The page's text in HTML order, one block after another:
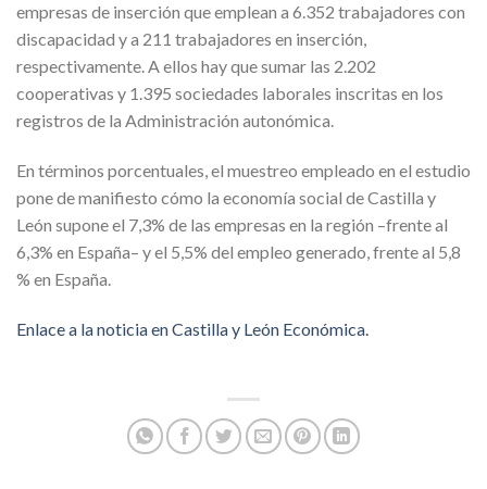
empresas de inserción que emplean a 6.352 trabajadores con
discapacidad y a 211 trabajadores en inserción,
respectivamente. A ellos hay que sumar las 2.202
cooperativas y 1.395 sociedades laborales inscritas en los
registros de la Administración autonómica.
En términos porcentuales, el muestreo empleado en el estudio
pone de manifiesto cómo la economía social de Castilla y
León supone el 7,3% de las empresas en la región –frente al
6,3% en España– y el 5,5% del empleo generado, frente al 5,8
% en España.
Enlace a la noticia en Castilla y León Económica.